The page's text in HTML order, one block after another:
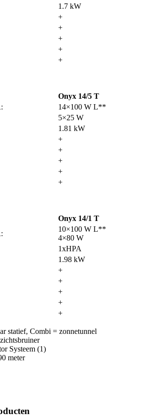
1.7 kW
+
+
+
+
+
Onyx 14/5 T
14×100 W L**
5×25 W
1.81 kW
+
+
+
+
+
Onyx 14/1 T
10×100 W L**
4×80 W
1xHPA
1.98 kW
+
+
+
+
+
statief, Combi = zonnetunnel
Systeem (1)
meter